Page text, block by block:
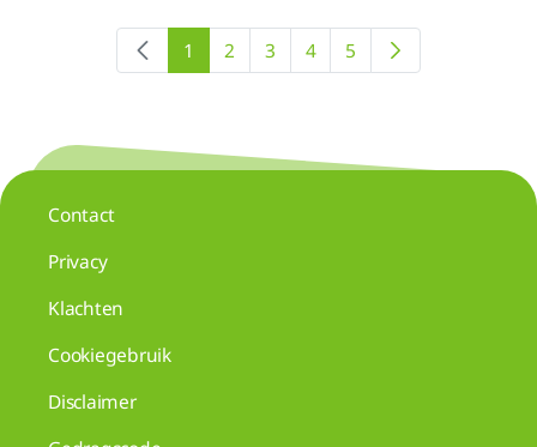
1 2 3 4 5
Contact
Privacy
Klachten
Cookiegebruik
Disclaimer